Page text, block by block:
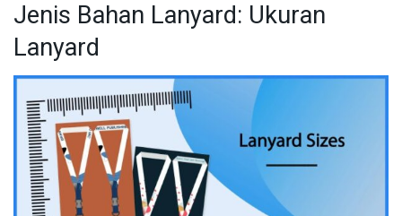
Jenis Bahan Lanyard: Ukuran
Lanyard